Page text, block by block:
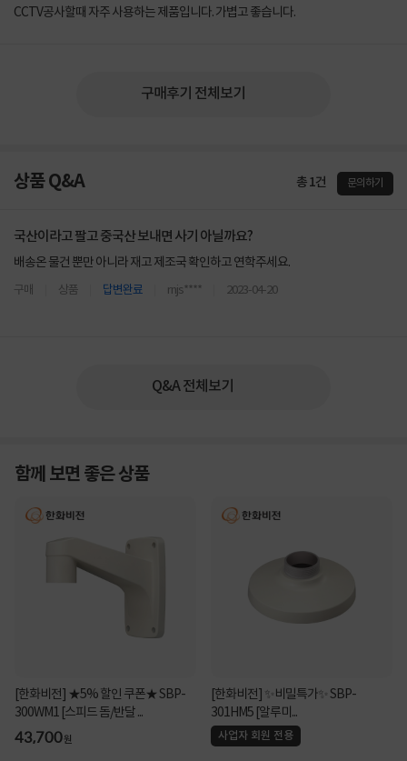
CCTV공사할때 자주 사용하는 제품입니다. 가볍고 좋습니다.
구매후기 전체보기
상품 Q&A 총 1건 문의하기
국산이라고 팔고 중국산 보내면 사기 아닐까요?
배송온 물건 뿐만 아니라 재고 제조국 확인하고 연학주세요.
구매 상품 답변완료 rnjs**** 2023-04-20
Q&A 전체보기
함께 보면 좋은 상품
[한화비전] ★5% 할인 쿠폰★ SBP-
300WM1 [스피드 돔/반달 ...
43,700원
[한화비전] ✨비밀특가✨ SBP-
301HM5 [알루미...
사업자 회원 전용